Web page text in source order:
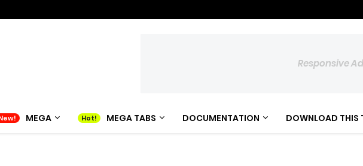
Responsive
MEGA MEGA TABS DOCUMENTATION DOWNLOAD THIS